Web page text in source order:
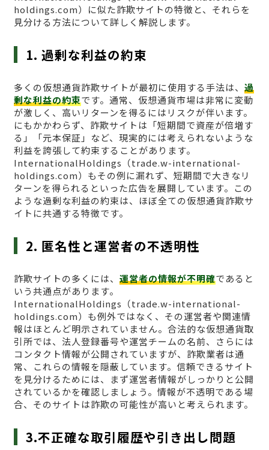
holdings.com）に似た詐欺サイトの特徴と、それらを
見分ける方法について詳しく解説します。
1. 過剰な利益の約束
多くの仮想通貨詐欺サイトが最初に使用する手法は、 過
剰な利益の約束です。通常、仮想通貨市場は非常に変動
が激しく、高いリターンを得るにはリスクが伴います。
にもかかわらず、詐欺サイトは「短期間で資産が倍増す
る」「元本保証」など、現実的には考えられないような
利益を誇張して約束することがあります。
InternationalHoldings（trade.w-international-
holdings.com）もその例に漏れず、短期間で大きなリ
ターンを得られるといった広告を展開しています。この
ような過剰な利益の約束は、ほぼ全ての仮想通貨詐欺サ
イトに共通する特徴です。
2. 匿名性と運営者の不透明性
詐欺サイトの多くには、 運営者の情報が不明確であると
いう共通点があります。
InternationalHoldings（trade.w-international-
holdings.com）も例外ではなく、その運営者や関連情
報はほとんど明示されていません。合法的な仮想通貨取
引所では、法人登録番号や運営チームの名前、さらには
コンタクト情報が公開されていますが、詐欺業者は通
常、これらの情報を隠蔽しています。信頼できるサイト
を見分けるためには、まず運営者情報がしっかりと公開
されているかを確認しましょう。情報が不透明である場
合、そのサイトは詐欺の可能性が高いと考えられます。
3.不正確な取引履歴や引き出し問題